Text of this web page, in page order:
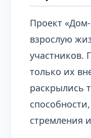
Проект
взрослую
участников.
только их
раскрылись
стремления